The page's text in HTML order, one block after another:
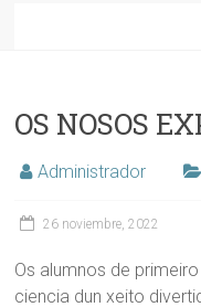
OS NOSOS
Administrador
26 noviembre, 2022
Os alumnos de
ciencia dun xeito